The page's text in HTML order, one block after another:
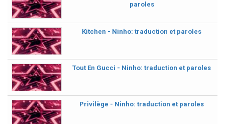
paroles
Kitchen - Ninho: traduction et paroles
Tout En Gucci - Ninho: traduction et paroles
Privilège - Ninho: traduction et paroles